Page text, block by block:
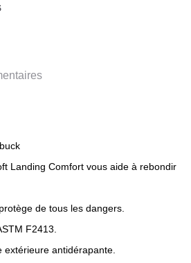
Landing Comfort vous aide à rebondir
de tous les dangers.
F2413.
extérieure antidérapante.